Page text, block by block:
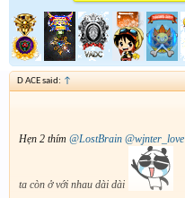
D ACE said: ↑
Hẹn 2 thím @LostBrain @wjnter_love
ta còn ở với nhau dài dài